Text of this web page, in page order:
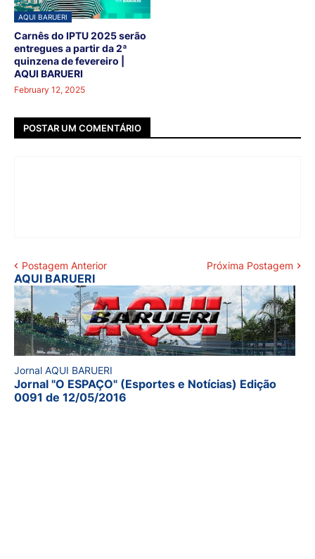
AQUI BARUERI
Carnês do IPTU 2025 serão
entregues a partir da 2ª
quinzena de fevereiro |
AQUI BARUERI
February 12, 2025
POSTAR UM COMENTÁRIO
Postagem Anterior Próxima Postagem
AQUI BARUERI
Jornal AQUI BARUERI
Jornal "O ESPAÇO" (Esportes e Notícias) Edição
0091 de 12/05/2016